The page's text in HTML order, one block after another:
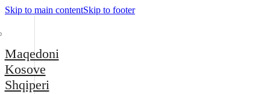
Skip to main contentSkip to footer
Maqedoni
Kosove
Shqiperi